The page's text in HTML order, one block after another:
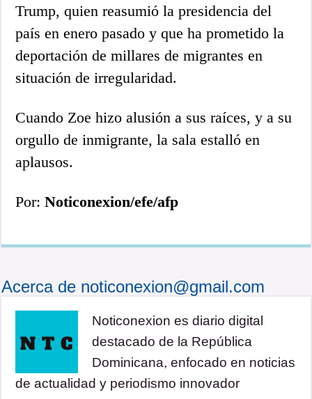
Trump, quien reasumió la presidencia del
país en enero pasado y que ha prometido la
deportación de millares de migrantes en
situación de irregularidad.
Cuando Zoe hizo alusión a sus raíces, y a su
orgullo de inmigrante, la sala estalló en
aplausos.
Por:Noticonexion/efe/afp
Acerca de noticonexion@gmail.com
Noticonexion es diario digital
destacado de la República
Dominicana, enfocado en noticias
de actualidad y periodismo innovador